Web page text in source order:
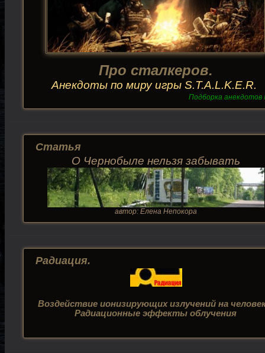
Про сталкеров.
Анекдоты по миру игры S.T.A.L.K.E.R.
Подборка
Статья
О Чернобыле нельзя забывать
автор: Елена Непокора
Радиация.
Воздействие ионизирующих излучений на
Радиационные эффекты облучения